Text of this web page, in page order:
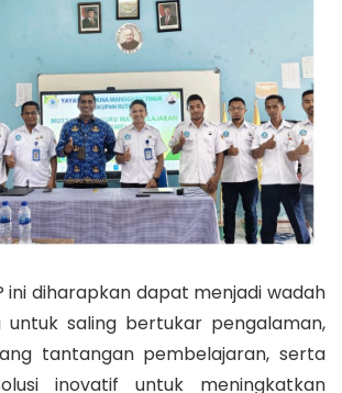
ini diharapkan dapat menjadi wadah
saling bertukar pengalaman,
tantangan pembelajaran, serta
inovatif untuk meningkatkan